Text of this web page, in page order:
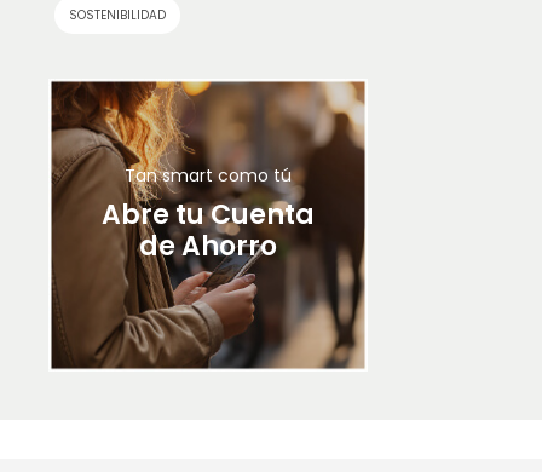
SOSTENIBILIDAD
Tan smart como tú
Abre tu Cuenta
de Ahorro